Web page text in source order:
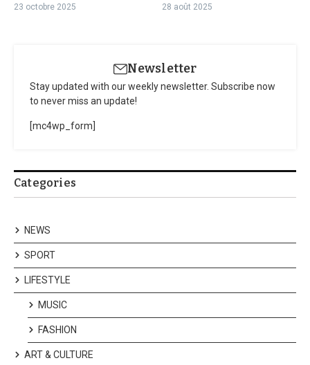
23 octobre 2025 28 août 2025
Newsletter
Stay updated with our weekly newsletter. Subscribe now
to never miss an update!
[mc4wp_form]
Categories
NEWS
SPORT
LIFESTYLE
MUSIC
FASHION
ART & CULTURE